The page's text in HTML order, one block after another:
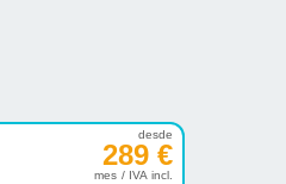
desde
289 €
mes / IVA incl.